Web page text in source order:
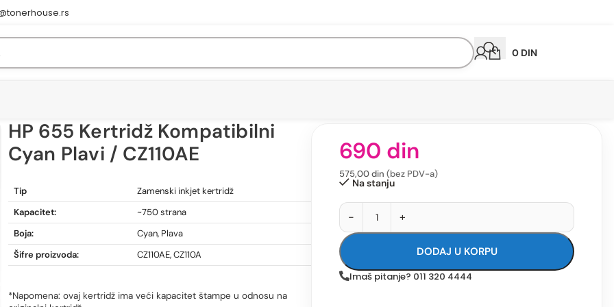
0 DIN
HP 655 Kertridž Kompatibilni
Cyan Plavi / CZ110AE
HP 655 Kertridž Kompatibilni Cyan Plavi / CZ110AE
Tip
Zamenski inkjet kertridž
Kapacitet:
~750 strana
Boja:
Cyan, Plava
Šifre proizvoda:
CZ110AE, CZ110A
*Napomena: ovaj kertridž ima veći kapacitet štampe u odnosu na
690 din
575,00din (bez PDV-a)
Na stanju
- +
DODAJ U KORPU
Imaš pitanje? 011 320 4444